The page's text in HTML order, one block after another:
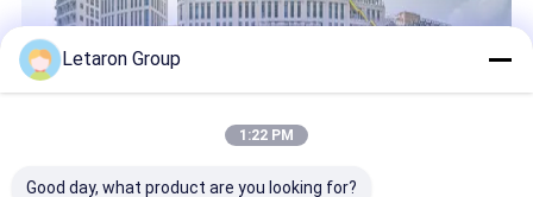
Letaron Group
1:22 PM
Good day, what product are you looking for?